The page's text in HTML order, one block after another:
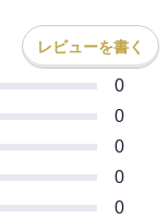
レビューを書く
0
0
0
0
0